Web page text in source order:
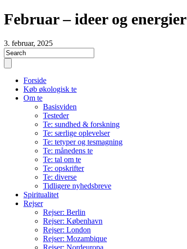
Februar – ideer og energier
3. februar, 2025
Forside
Køb økologisk te
Om te
Basisviden
Testeder
Te: sundhed & forskning
Te: særlige oplevelser
Te: tetyper og tesmagning
Te: månedens te
Te: tal om te
Te: opskrifter
Te: diverse
Tidligere nyhedsbreve
Spiritualitet
Rejser
Rejser: Berlin
Rejser: København
Rejser: London
Rejser: Mozambique
Rejser: Nordeuropa